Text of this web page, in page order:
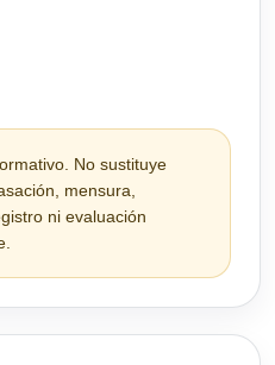
No sustituye
mensura,
ni evaluación